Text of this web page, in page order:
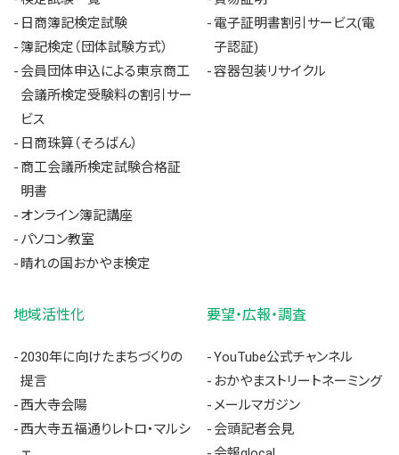
日商簿記検定試験
簿記検定（団体試験方式）
会員団体申込による東京商工
会議所検定受験料の割引サー
ビス
日商珠算（そろばん）
商工会議所検定試験合格証
明書
オンライン簿記講座
パソコン教室
晴れの国おかやま検定
電子証明書割引サービス(電
子認証)
容器包装リサイクル
地域活性化
2030年に向けたまちづくりの
提言
西大寺会陽
西大寺五福通りレトロ・マルシ
要望・広報・調査
YouTube公式チャンネル
おかやまストリートネーミング
メールマガジン
会頭記者会見